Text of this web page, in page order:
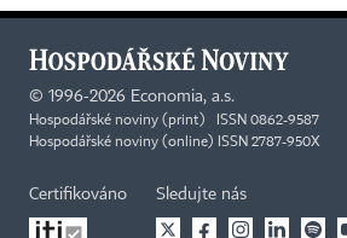
© 1996-2026 Economia, a.s.
Hospodářské noviny (print) ISSN 0862-9587
Hospodářské noviny (online) ISSN 2787-950X
Certifikováno Sledujte nás